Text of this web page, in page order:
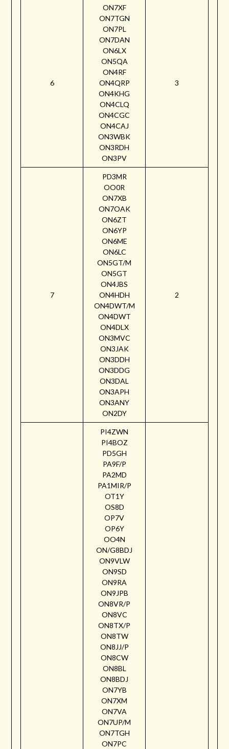
6
ON7XF
ON7TGN
ON7PL
ON7DAN
ON6LX
ON5QA
ON4RF
ON4QRP
ON4KHG
ON4CLQ
ON4CGC
ON4CAJ
ON3WBK
ON3RDH
ON3PV
3
7
PD3MR
OO0R
ON7XB
ON7OAK
ON6ZT
ON6YP
ON6ME
ON6LC
ON5GT/M
ON5GT
ON4JBS
ON4HDH
ON4DWT/M
ON4DWT
ON4DLX
ON3MVC
ON3JAK
ON3DDH
ON3DDG
ON3DAL
ON3APH
ON3ANY
ON2DY
2
PI4ZWN
PI4BOZ
PD5GH
PA9F/P
PA2MD
PA1MIR/P
OT1Y
OS8D
OP7V
OP6Y
OO4N
ON/G8BDJ
ON9VLW
ON9SD
ON9RA
ON9JPB
ON8VR/P
ON8VC
ON8TX/P
ON8TW
ON8JJ/P
ON8CW
ON8BL
ON8BDJ
ON7YB
ON7XM
ON7VA
ON7UP/M
ON7TGH
ON7PC